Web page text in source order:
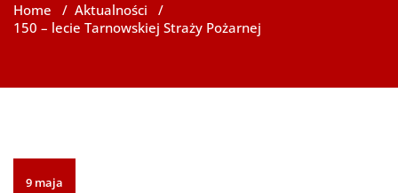
Home / Aktualności /
150 – lecie Tarnowskiej Straży Pożarnej
9 maja